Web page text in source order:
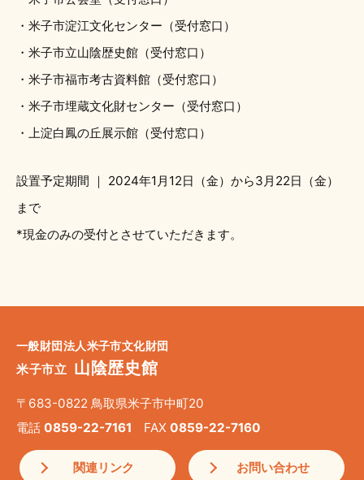
・米子市淀江文化センター（受付窓口）
・米子市立山陰歴史館（受付窓口）
・米子市福市考古資料館（受付窓口）
・米子市埋蔵文化財センター（受付窓口）
・上淀白鳳の丘展示館（受付窓口）
設置予定期間 ｜ 2024年1月12日（金）から3月22日（金）
まで
*現金のみの受付とさせていただきます。
一般財団法人米子市文化財団
米子市立 山陰歴史館
〒683-0822 鳥取県米子市中町20
電話 0859-22-7161 FAX 0859-22-7160
関連リンク お問い合わせ